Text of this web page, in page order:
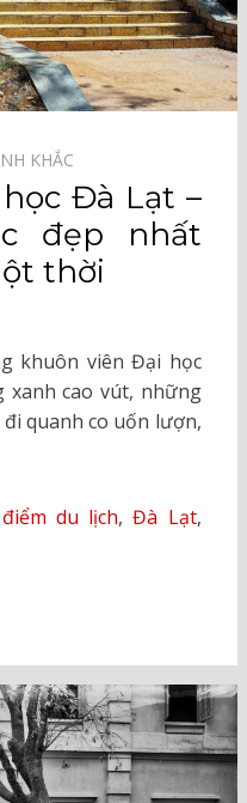
KHẮC⠀
Đà Lạt –
đẹp nhất
thời
khuôn viên Đại học
cao vút, những
quanh co uốn lượn,
du lịch,Đà Lạt,